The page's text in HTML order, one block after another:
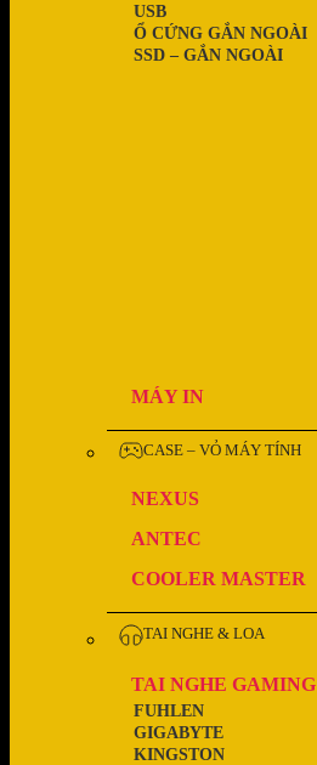
SSD – GẮN NGOÀI
Ổ CỨNG GẮN NGOÀI
USB
MÁY IN
CASE – VỎ MÁY TÍNH
NEXUS
ANTEC
COOLER MASTER
TAI NGHE & LOA
TAI NGHE GAMING
KINGSTON
GIGABYTE
FUHLEN